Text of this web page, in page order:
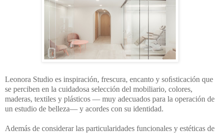
Leonora Studio es inspiración, frescura, encanto y soﬁsticación que
se perciben en la cuidadosa selección del mobiliario, colores,
maderas, textiles y plásticos — muy adecuados para la operación de
un estudio de belleza— y acordes con su identidad.
Además de considerar las particularidades funcionales y estéticas de